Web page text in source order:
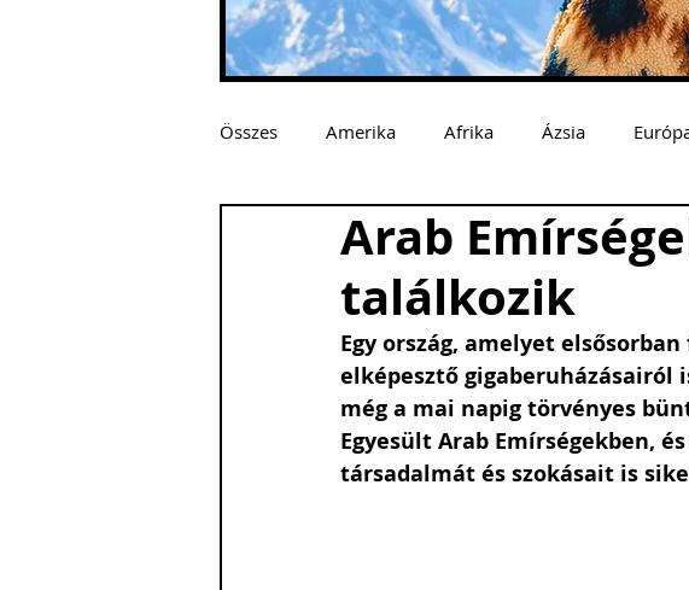
Összes Amerika Afrika Ázsia
Arab
találkozik
Egy ország, amelyet
elképesztő gigaberuházásairól
még a mai napig törvényes
Egyesült Arab Emírségekben,
társadalmát és szokásait is